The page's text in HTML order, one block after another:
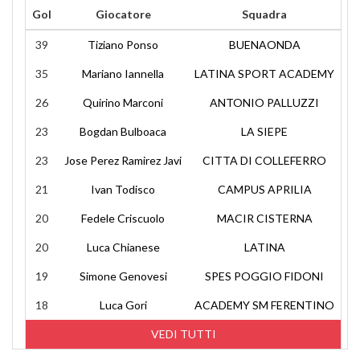
Gol Giocatore Squadra
VEDI TUTTI
39 Tiziano Ponso BUENAONDA
35 Mariano Iannella LATINA SPORT ACADEMY
26 Quirino Marconi ANTONIO PALLUZZI
23 Bogdan Bulboaca LA SIEPE
23 Jose Perez Ramirez Javi CITTA DI COLLEFERRO
21 Ivan Todisco CAMPUS APRILIA
20 Fedele Criscuolo MACIR CISTERNA
20 Luca Chianese LATINA
19 Simone Genovesi SPES POGGIO FIDONI
18 Luca Gori ACADEMY SM FERENTINO